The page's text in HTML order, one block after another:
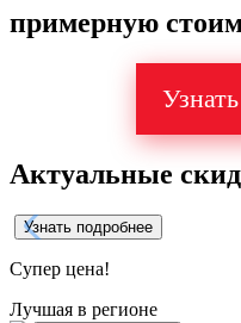
примерную
Актуальные
Узнать подробнее
Супер цена!
Лучшая в регионе